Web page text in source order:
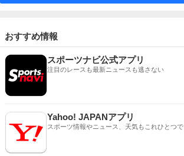
おすすめ情報
スポーツナビ公式アプリ
注目のレースも最新ニュースも逃さない
Yahoo! JAPANアプリ
スポーツ情報やニュース、天気もこれひとつで